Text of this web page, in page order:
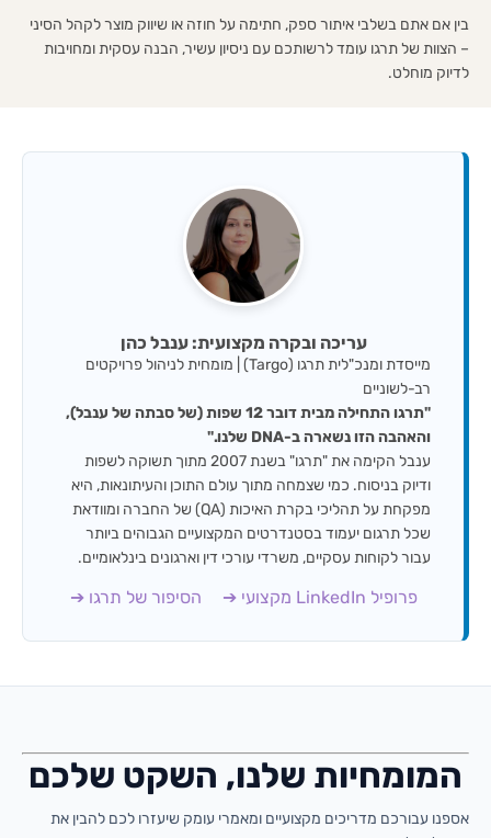
בין אם אתם בשלבי איתור ספק, חתימה על חוזה או שיווק מוצר לקהל הסיני
– הצוות של תרגו עומד לרשותכם עם ניסיון עשיר, הבנה עסקית ומחויבות
לדיוק מוחלט.
עריכה ובקרה מקצועית: ענבל כהן
מייסדת ומנכ"לית תרגו (Targo) | מומחית לניהול פרויקטים
רב-לשוניים
"תרגו התחילה מבית דובר 12 שפות (של סבתה של ענבל),
והאהבה הזו נשארה ב-DNA שלנו."
ענבל הקימה את "תרגו" בשנת 2007 מתוך תשוקה לשפות
ודיוק בניסוח. כמי שצמחה מתוך עולם התוכן והעיתונאות, היא
מפקחת על תהליכי בקרת האיכות (QA) של החברה ומוודאת
שכל תרגום יעמוד בסטנדרטים המקצועיים הגבוהים ביותר
עבור לקוחות עסקיים, משרדי עורכי דין וארגונים בינלאומיים.
פרופיל LinkedIn מקצועי ➔ הסיפור של תרגו ➔
המומחיות שלנו, השקט שלכם
אספנו עבורכם מדריכים מקצועיים ומאמרי עומק שיעזרו לכם להבין את